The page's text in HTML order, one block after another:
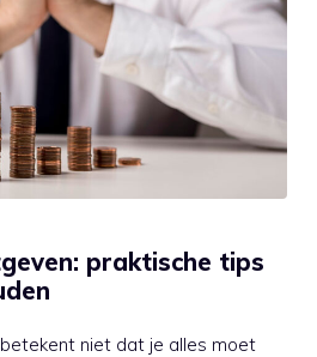
praktische tips
niet dat je alles moet